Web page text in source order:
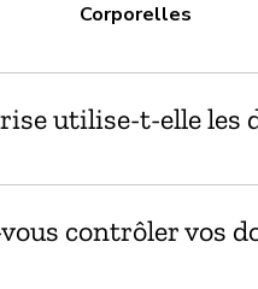
Corporelles
utilise-t-elle les
contrôler vos